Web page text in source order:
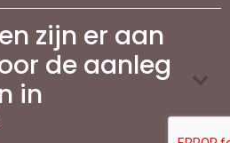
zijn er aan
de aanleg
in